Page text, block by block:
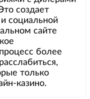
создает
социальной
сайте
более
только
казино.